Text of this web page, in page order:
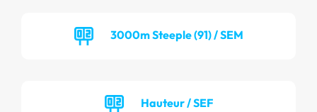
3000m Steeple (91) / SEM
Hauteur / SEF